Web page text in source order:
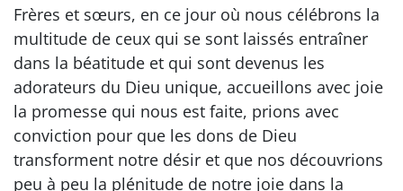
Frères et sœurs, en ce jour où nous célébrons la
multitude de ceux qui se sont laissés entraîner
dans la béatitude et qui sont devenus les
adorateurs du Dieu unique, accueillons avec joie
la promesse qui nous est faite, prions avec
conviction pour que les dons de Dieu
transforment notre désir et que nos découvrions
peu à peu la plénitude de notre joie dans la